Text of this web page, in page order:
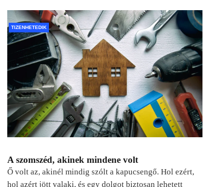
TIZENHETEDIK
A szomszéd, akinek mindene volt
Ő volt az, akinél mindig szólt a kapucsengő. Hol ezért,
hol azért jött valaki, és egy dolgot biztosan lehetett